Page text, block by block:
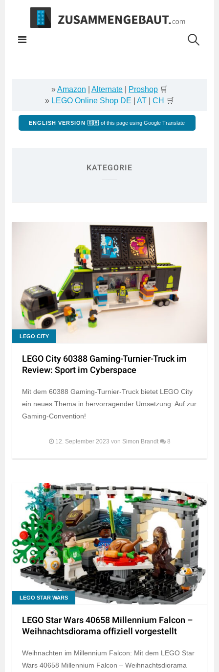
Springe
Inhalt
»Amazon Alternate Proshop 🛒
» LEGO Online Shop DE AT CH 🛒
ENGLISH VERSION 🇬🇧 of this page using Google Translate
KATEGORIE
LEGO CITY
LEGO City 60388 Gaming-Turnier-Truck im
Review: Sport im Cyberspace
Mit dem 60388 Gaming-Turnier-Truck bietet LEGO City
ein neues Thema in hervorragender Umsetzung: Auf zur
Gaming-Convention!
12. September 2023 von Simon Brandt 8
LEGO STAR WARS
LEGO Star Wars 40658 Millennium Falcon –
Weihnachtsdiorama offiziell vorgestellt
Weihnachten im Millennium Falcon: Mit dem LEGO Star
Wars 40658 Millennium Falcon – Weihnachtsdiorama